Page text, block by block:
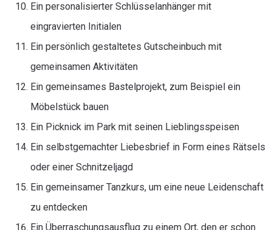
Ein personalisierter Schlüsselanhänger mit
eingravierten Initialen
Ein persönlich gestaltetes Gutscheinbuch mit
gemeinsamen Aktivitäten
Ein gemeinsames Bastelprojekt, zum Beispiel ein
Möbelstück bauen
Ein Picknick im Park mit seinen Lieblingsspeisen
Ein selbstgemachter Liebesbrief in Form eines Rätsels
oder einer Schnitzeljagd
Ein gemeinsamer Tanzkurs, um eine neue Leidenschaft
zu entdecken
Ein Überraschungsausflug zu einem Ort, den er schon